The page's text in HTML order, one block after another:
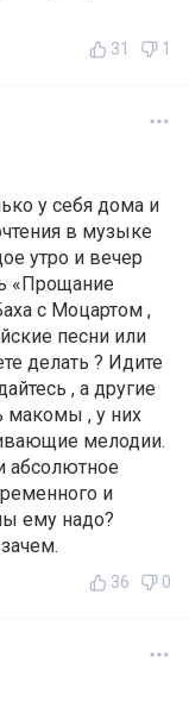
31 1
у себя дома и
в музыке
утро и вечер
«Прощание
с Моцартом ,
песни или
делать ? Идите
, а другие
макомы , у них
мелодии.
абсолютное
и
ему надо?
36 0